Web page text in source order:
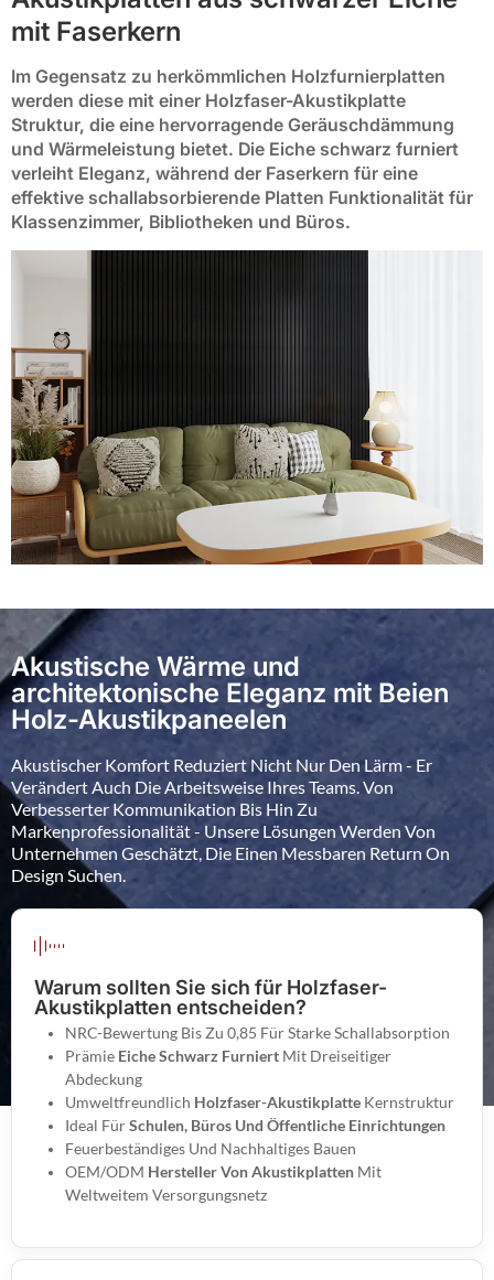
mit Faserkern
Im Gegensatz zu herkömmlichen Holzfurnierplatten
werden diese mit einer Holzfaser-Akustikplatte
Struktur, die eine hervorragende Geräuschdämmung
und Wärmeleistung bietet. Die Eiche schwarz furniert
verleiht Eleganz, während der Faserkern für eine
effektive schallabsorbierende Platten Funktionalität für
Klassenzimmer, Bibliotheken und Büros.
Akustische Wärme und
architektonische Eleganz mit Beien
Holz-Akustikpaneelen
Akustischer Komfort Reduziert Nicht Nur Den Lärm - Er
Verändert Auch Die Arbeitsweise Ihres Teams. Von
Verbesserter Kommunikation Bis Hin Zu
Markenprofessionalität - Unsere Lösungen Werden Von
Unternehmen Geschätzt, Die Einen Messbaren Return On
Design Suchen.
Warum sollten Sie sich für Holzfaser-
Akustikplatten entscheiden?
NRC-Bewertung Bis Zu 0,85 Für Starke Schallabsorption
Prämie Eiche Schwarz Furniert Mit Dreiseitiger
Abdeckung
Umweltfreundlich Holzfaser-Akustikplatte Kernstruktur
Ideal FürSchulen, Büros Und Öffentliche Einrichtungen
Feuerbeständiges Und Nachhaltiges Bauen
OEM/ODM Hersteller Von Akustikplatten Mit
Weltweitem Versorgungsnetz